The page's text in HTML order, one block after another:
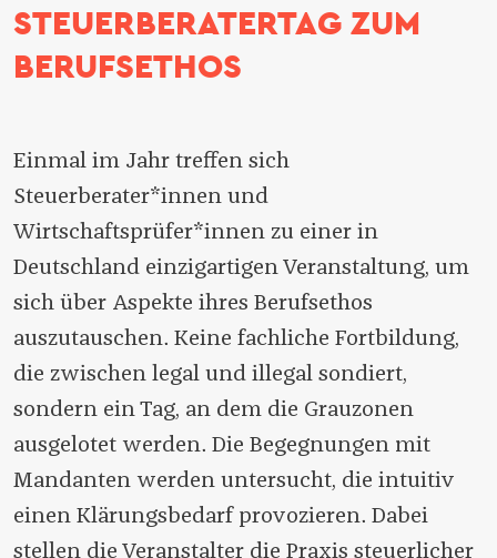
STEUERBERATERTAG ZUM
BERUFSETHOS
Einmal im Jahr treffen sich
Steuerberater*innen und
Wirtschaftsprüfer*innen zu einer in
Deutschland einzigartigen Veranstaltung, um
sich über Aspekte ihres Berufsethos
auszutauschen. Keine fachliche Fortbildung,
die zwischen legal und illegal sondiert,
sondern ein Tag, an dem die Grauzonen
ausgelotet werden. Die Begegnungen mit
Mandanten werden untersucht, die intuitiv
einen Klärungsbedarf provozieren. Dabei
stellen die Veranstalter die Praxis steuerlicher